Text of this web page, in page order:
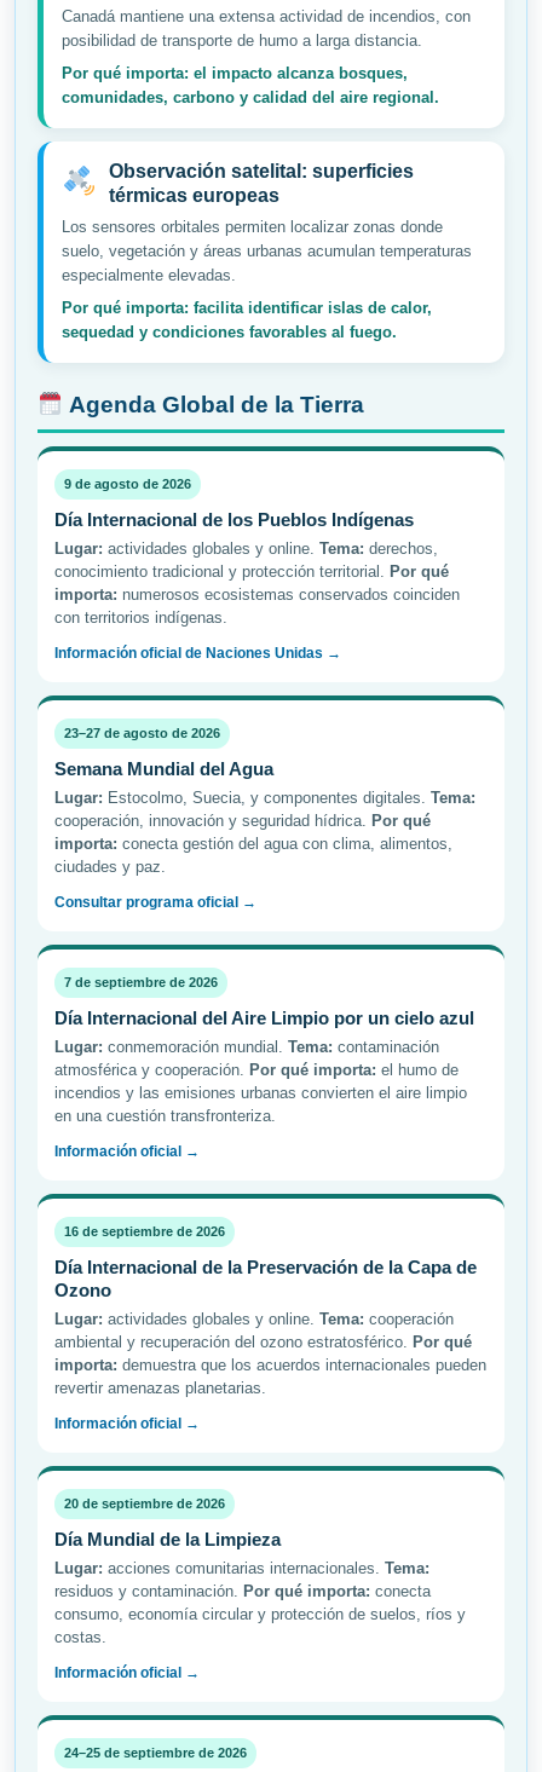
Canadá mantiene una extensa actividad de incendios, con
posibilidad de transporte de humo a larga distancia.
Por qué importa: el impacto alcanza bosques,
comunidades, carbono y calidad del aire regional.
Observación satelital: superficies
térmicas europeas
Los sensores orbitales permiten localizar zonas donde
suelo, vegetación y áreas urbanas acumulan temperaturas
especialmente elevadas.
Por qué importa: facilita identificar islas de calor,
sequedad y condiciones favorables al fuego.
Agenda Global de la Tierra
9 de agosto de 2026
Día Internacional de los Pueblos Indígenas
Lugar: actividades globales y online. Tema: derechos,
conocimiento tradicional y protección territorial. Por qué
importa: numerosos ecosistemas conservados coinciden
con territorios indígenas.
Información oficial de Naciones Unidas →
23–27 de agosto de 2026
Semana Mundial del Agua
Lugar: Estocolmo, Suecia, y componentes digitales. Tema:
cooperación, innovación y seguridad hídrica. Por qué
importa: conecta gestión del agua con clima, alimentos,
ciudades y paz.
Consultar programa oficial →
7 de septiembre de 2026
Día Internacional del Aire Limpio por un cielo azul
Lugar: conmemoración mundial. Tema: contaminación
atmosférica y cooperación. Por qué importa: el humo de
incendios y las emisiones urbanas convierten el aire limpio
en una cuestión transfronteriza.
Información oficial →
16 de septiembre de 2026
Día Internacional de la Preservación de la Capa de
Ozono
Lugar: actividades globales y online. Tema: cooperación
ambiental y recuperación del ozono estratosférico. Por qué
importa: demuestra que los acuerdos internacionales pueden
revertir amenazas planetarias.
Información oficial →
20 de septiembre de 2026
Día Mundial de la Limpieza
Lugar: acciones comunitarias internacionales. Tema:
residuos y contaminación. Por qué importa: conecta
consumo, economía circular y protección de suelos, ríos y
costas.
Información oficial →
24–25 de septiembre de 2026